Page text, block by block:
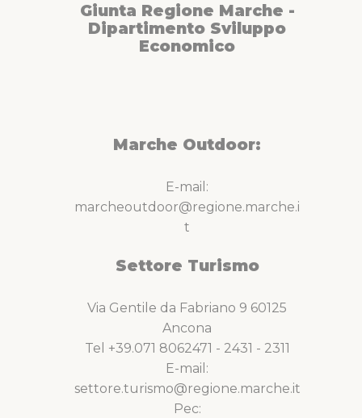
Giunta Regione Marche -
Dipartimento Sviluppo
Economico
Marche Outdoor:
E-mail:
marcheoutdoor@regione.marche.i
t
Settore Turismo
Via Gentile da Fabriano 9 60125
Ancona
Tel +39.071 8062471 - 2431 - 2311
E-mail:
settore.turismo@regione.marche.it
Pec: